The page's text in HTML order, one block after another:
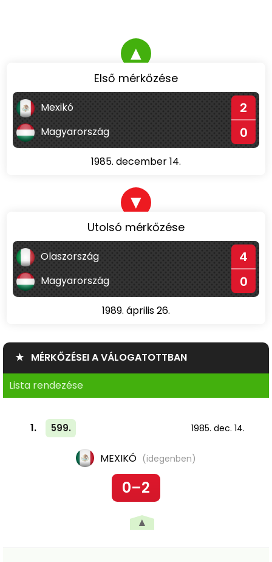
▲
Első mérkőzése
Mexikó 2
Magyarország 0
1985. december 14.
▼
Utolsó mérkőzése
Olaszország 4
Magyarország 0
1989. április 26.
★ MÉRKŐZÉSEI A VÁLOGATOTTBAN
Lista rendezése
1. 599. 1985. dec. 14.
MEXIKÓ (idegenben)
0–2
▲